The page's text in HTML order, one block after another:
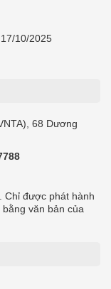
10/2025
68 Dương
Chỉ được phát hành
văn bản của